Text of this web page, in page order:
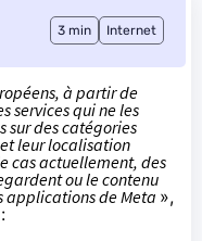
3 min Internet
à partir de
services qui ne les
sur des catégories
leur localisation
cas actuellement, des
ou le contenu
applications de Meta »,